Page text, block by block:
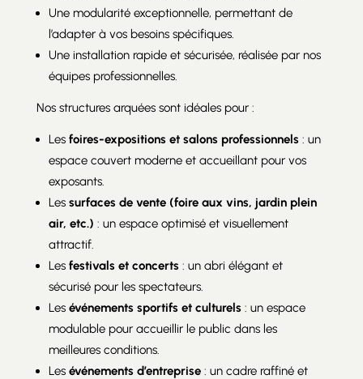
Une modularité exceptionnelle, permettant de
l’adapter à vos besoins spécifiques.
Une installation rapide et sécurisée, réalisée par nos
équipes professionnelles.
Nos structures arquées sont idéales pour :
Les foires-expositions et salons professionnels : un
espace couvert moderne et accueillant pour vos
exposants.
Les surfaces de vente (foire aux vins, jardin plein
air, etc.) : un espace optimisé et visuellement
attractif.
Les festivals et concerts : un abri élégant et
sécurisé pour les spectateurs.
Les événements sportifs et culturels : un espace
modulable pour accueillir le public dans les
meilleures conditions.
Les événements d’entreprise: un cadre raffiné et